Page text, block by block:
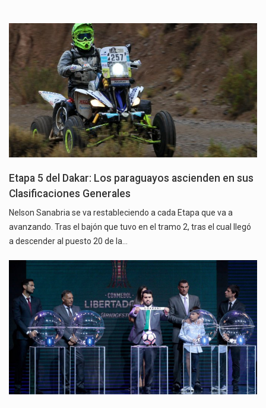
Etapa 5 del Dakar: Los paraguayos ascienden en sus
Clasificaciones Generales
Nelson Sanabria se va restableciendo a cada Etapa que va a
avanzando. Tras el bajón que tuvo en el tramo 2, tras el cual llegó
a descender al puesto 20 de la…